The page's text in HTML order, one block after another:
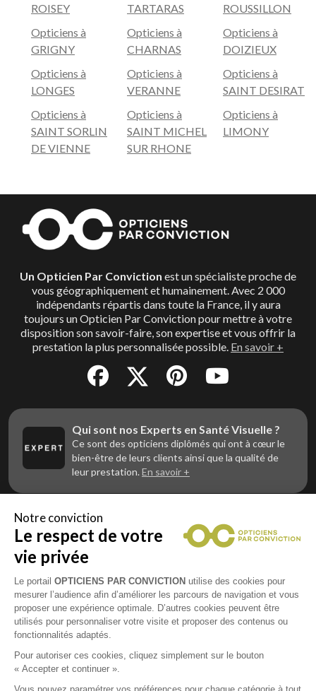
ROISEY
Opticiens à
GRIGNY
Opticiens à
LONGES
Opticiens à
SAINT SORLIN
DE VIENNE
TARTARAS
Opticiens à
CHARNAS
Opticiens à
VERANNE
Opticiens à
SAINT MICHEL
SUR RHONE
ROUSSILLON
Opticiens à
DOIZIEUX
Opticiens à
SAINT DESIRAT
Opticiens à
LIMONY
Un Opticien Par Conviction est un spécialiste proche de
vous géographiquement et humainement. Avec 2 000
indépendants répartis dans toute la France, il y aura
toujours un Opticien Par Conviction pour mettre à votre
disposition son savoir-faire, son expertise et vous offrir la
prestation la plus personnalisée possible. En savoir +
Qui sont nos Experts en Santé Visuelle ?
Ce sont des opticiens diplômés qui ont à cœur le
bien-être de leurs clients ainsi que la qualité de
leur prestation. En savoir +
Vous êtes un professionnel de la vue et
vous souhaitez nous rejoindre ?
Contactez Alliance Optic, la centrale d’achats et
d’accompagnement des opticiens indépendants
Notre conviction
Le respect de votre
vie privée
Le portail OPTICIENS PAR CONVICTION utilise des cookies pour
mesurer l’audience afin d’améliorer les parcours de navigation et vous
proposer une expérience optimale. D’autres cookies peuvent être
utilisés pour personnaliser votre visite et proposer des contenus ou
fonctionnalités adaptés.
Pour autoriser ces cookies, cliquez simplement sur le bouton
« Accepter et continuer ».
Vous pouvez paramétrer vos préférences pour chaque catégorie à tout